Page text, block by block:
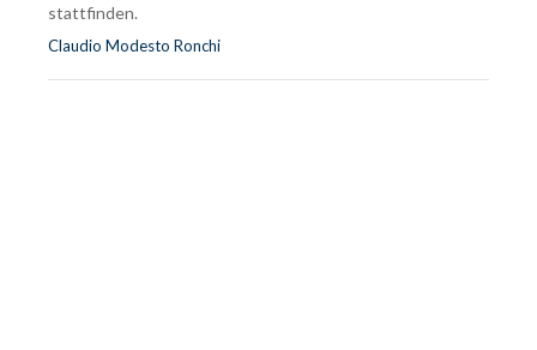
stattfinden.
Claudio Modesto Ronchi